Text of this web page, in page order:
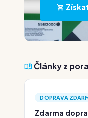
Články z
DOPRAVA
Zdarma